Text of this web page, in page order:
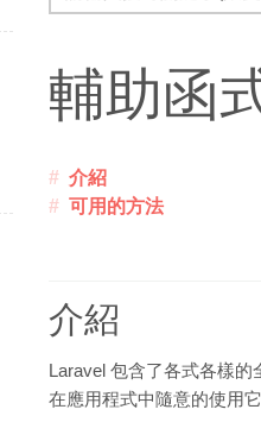
輔助函
介紹
可用的方法
介紹
Laravel 包含了各式各樣
在應用程式中隨意的使用它